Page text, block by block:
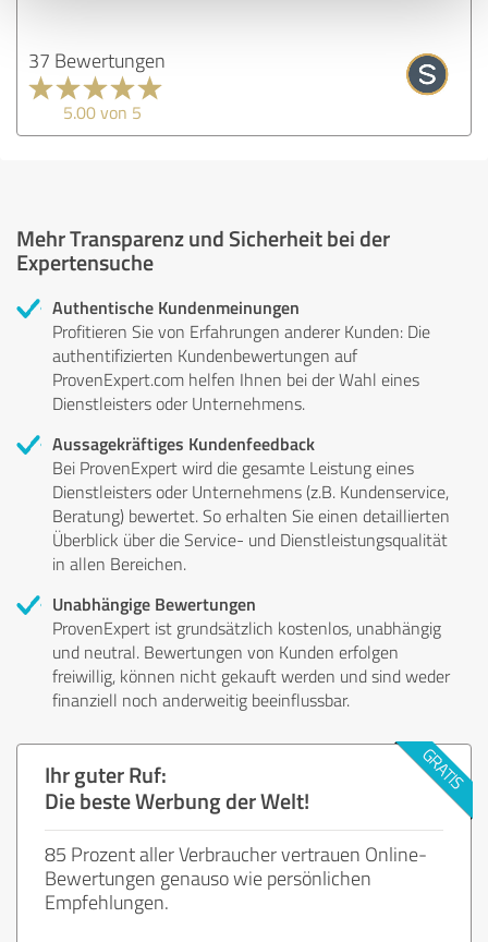
37 Bewertungen
5.00 von 5
Mehr Transparenz und Sicherheit bei der
Expertensuche
Authentische Kundenmeinungen
Profitieren Sie von Erfahrungen anderer Kunden: Die
authentifizierten Kundenbewertungen auf
ProvenExpert.com helfen Ihnen bei der Wahl eines
Dienstleisters oder Unternehmens.
Aussagekräftiges Kundenfeedback
Bei ProvenExpert wird die gesamte Leistung eines
Dienstleisters oder Unternehmens (z.B. Kundenservice,
Beratung) bewertet. So erhalten Sie einen detaillierten
Überblick über die Service- und Dienstleistungsqualität
in allen Bereichen.
Unabhängige Bewertungen
ProvenExpert ist grundsätzlich kostenlos, unabhängig
und neutral. Bewertungen von Kunden erfolgen
freiwillig, können nicht gekauft werden und sind weder
finanziell noch anderweitig beeinflussbar.
Ihr guter Ruf:
Die beste Werbung der Welt!
85 Prozent aller Verbraucher vertrauen Online-
Bewertungen genauso wie persönlichen
Empfehlungen.